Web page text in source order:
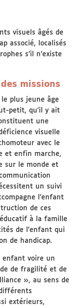
visuels âgés de
associé, localisés
s’il n’existe
missions
plus jeune âge
petit, qu’il y ait
une
visuelle
avec le
et enfin marche,
sur le monde et
un suivi
l’enfant
de ces
à la famille
de l’enfant qui
de handicap.
enfant voire un
de fragilité et de
», au sens de
extérieurs,